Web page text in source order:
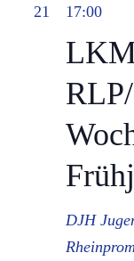
21
17:00
DJH